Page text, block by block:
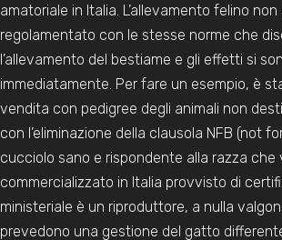
amatoriale in Italia. L’allevamento felino
regolamentato con le stesse norme che
l’allevamento del bestiame e gli effetti si
immediatamente. Per fare un esempio, è
vendita con pedigree degli animali non
con l’eliminazione della clausola NFB (not
cucciolo sano e rispondente alla razza che
commercializzato in Italia provvisto di
ministeriale è un riproduttore, a nulla
prevedono una gestione del gatto